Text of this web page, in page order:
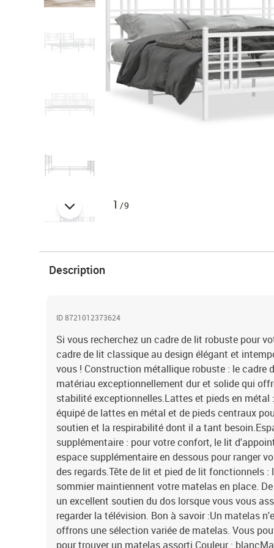
1 /9
Description
ID 8721012373624
Si vous recherchez un cadre de lit robuste pour
cadre de lit classique au design élégant et
vous ! Construction métallique robuste : le cadre
matériau exceptionnellement dur et solide qui
stabilité exceptionnelles.Lattes et pieds en métal
équipé de lattes en métal et de pieds centraux
soutien et la respirabilité dont il a tant
supplémentaire : pour votre confort, le lit
espace supplémentaire en dessous pour ranger
des regards.Tête de lit et pied de lit fonctionnels
sommier maintiennent votre matelas en place.
un excellent soutien du dos lorsque vous vous
regarder la télévision. Bon à savoir :Un matelas
offrons une sélection variée de matelas. Vous
pour trouver un matelas assorti.Couleur :